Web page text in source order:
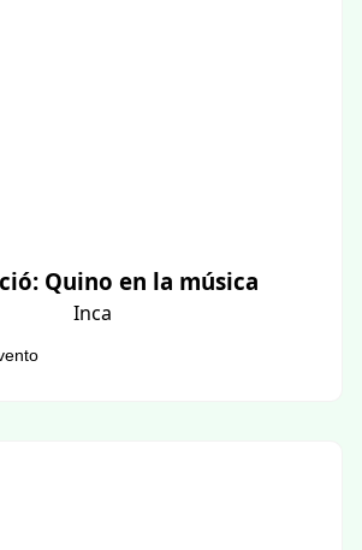
Quino en la música
Inca